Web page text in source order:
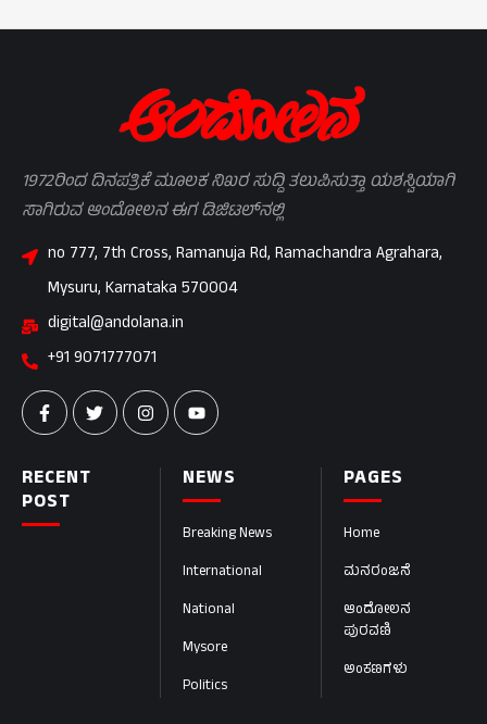
PAGES
Home
ಮನರಂಜನೆ
ಆಂದೋಲನ
ಪುರವಣಿ
ಅಂಕಣಗಳು
NEWS
Breaking News
International
National
Mysore
Politics
RECENT
POST
1972ರಿಂದ ದಿನಪತ್ರಿಕೆ ಮೂಲಕ ನಿಖರ ಸುದ್ದಿ ತಲುಪಿಸುತ್ತಾ ಯಶಸ್ವಿಯಾಗಿ
ಸಾಗಿರುವ ಆಂದೋಲನ ಈಗ ಡಿಜಿಟಲ್‌ನಲ್ಲಿ
no 777, 7th Cross, Ramanuja Rd, Ramachandra Agrahara,
Mysuru, Karnataka 570004
digital@andolana.in
+91 9071777071